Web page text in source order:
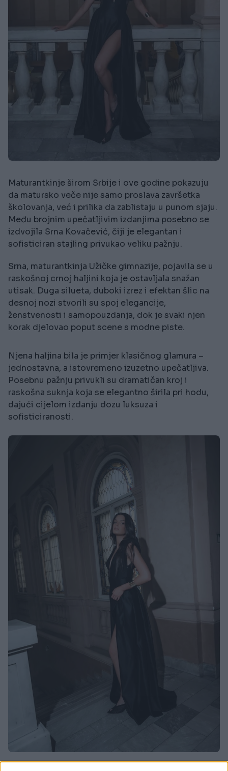
Maturantkinje širom Srbije i ove godine pokazuju
da matursko veče nije samo proslava završetka
školovanja, već i prilika da zablistaju u punom sjaju.
Među brojnim upečatljivim izdanjima posebno se
izdvojila Srna Kovačević, čiji je elegantan i
sofisticiran stajling privukao veliku pažnju.
Srna, maturantkinja Užičke gimnazije, pojavila se u
raskošnoj crnoj haljini koja je ostavljala snažan
utisak. Duga silueta, duboki izrez i efektan šlic na
desnoj nozi stvorili su spoj elegancije,
ženstvenosti i samopouzdanja, dok je svaki njen
korak djelovao poput scene s modne piste.
Njena haljina bila je primjer klasičnog glamura –
jednostavna, a istovremeno izuzetno upečatljiva.
Posebnu pažnju privukli su dramatičan kroj i
raskošna suknja koja se elegantno širila pri hodu,
dajući cijelom izdanju dozu luksuza i
sofisticiranosti.